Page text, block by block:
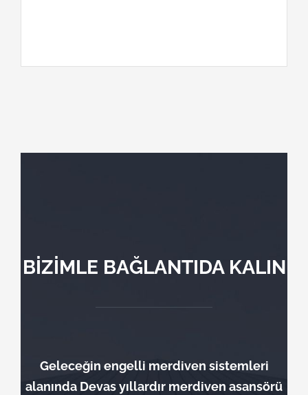
BİZİMLE BAĞLANTIDA KALIN
Geleceğin engelli merdiven sistemleri
alanında Devas yıllardır merdiven asansörü